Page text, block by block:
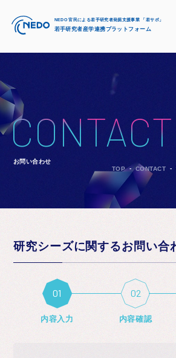
NEDO 官民による若手研究者発掘支援事業 「若サポ」
若手研究者産学連携プラットフォーム
研究シーズ検索
イベント/セミナー
お知らせ
CONTACT
お問い合わせ
TOP
CONTACT
研究シーズに関するお問い合
内容入力 内容確認